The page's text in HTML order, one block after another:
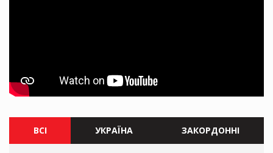
ВСІ УКРАЇНА ЗАКОРДОННІ